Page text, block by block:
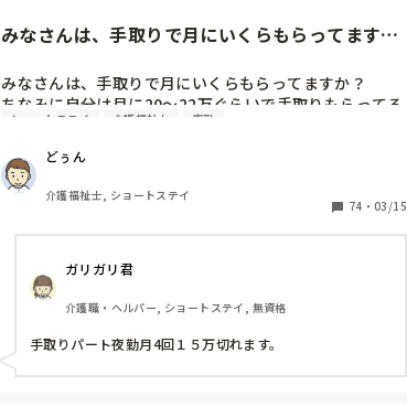
みなさんは、手取りで月にいくらもらってます
みなさんは、手取りで月にいくらもらってますか？
ちなみに自分は月に20〜22万ぐらいで手取りもらってる
のですがよい方でしょうか？
年収は400万いかないぐらいです。相場が知りたいで
す。
ショートステイ 介護福祉士 夜勤
どぅん
介護福祉士, ショートステイ
74 ・ 03/15
ガリガリ君
介護職・ヘルパー, ショートステイ, 無資格
手取りパート夜勤月4回１５万切れます。